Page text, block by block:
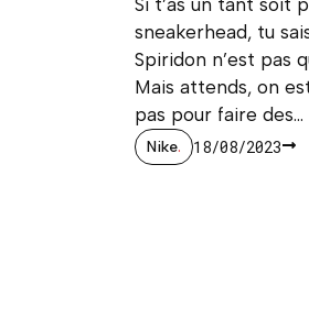
sneakerhead, tu
Spiridon n’est pas
Mais attends, on
pas pour faire des...
Nike. 18/08/2023